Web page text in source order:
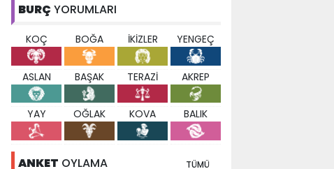
BURÇ YORUMLARI
KOÇ BOĞA İKİZLER YENGEÇ
ASLAN BAŞAK TERAZİ AKREP
YAY OĞLAK KOVA BALIK
ANKET OYLAMA TÜMÜ